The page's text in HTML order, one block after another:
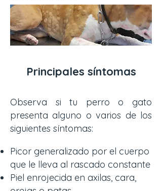
Principales síntomas
Observa si tu perro o gato
presenta alguno o varios de los
siguientes síntomas:
Picor generalizado por el cuerpo
que le lleva al rascado constante
Piel enrojecida en axilas, cara,